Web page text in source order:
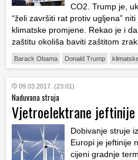
CO2. Trump je,
“želi završiti rat protiv ugljena”
klimatske promjene. Rekao je i
zaštitu okoliša baviti zaštitom
Barack Obama Donald Trump
09.03.2017. (23:01)
Naduvana struja
Vjetroelektrane
Dobivanje struje
Europi je jeftinije
cijeni gradnje